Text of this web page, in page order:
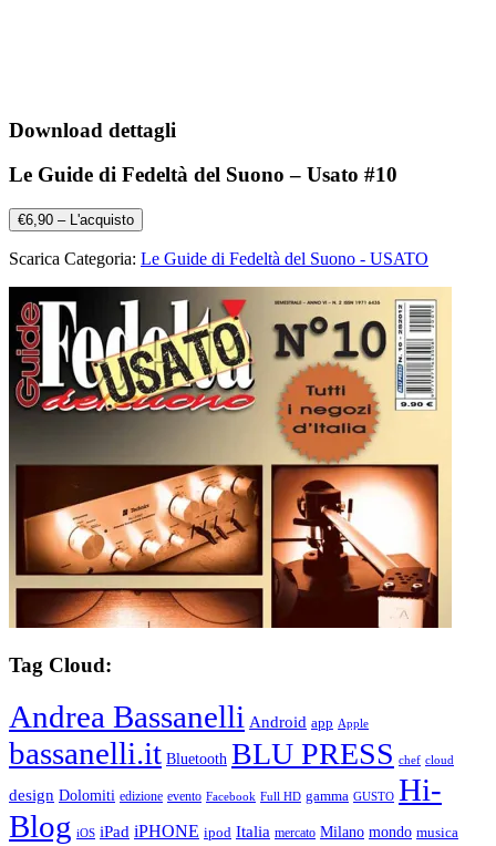
Download dettagli
Le Guide di Fedeltà del Suono – Usato #10
€6,90 – L'acquisto
Scarica Categoria: Le Guide di Fedeltà del Suono - USATO
Tag Cloud:
Andrea Bassanelli Android app Apple
bassanelli.it Bluetooth BLU PRESS chef cloud
design Dolomiti edizione evento Facebook Full HD gamma GUSTO Hi-
Blog iOS iPad iPHONE ipod Italia mercato Milano mondo musica